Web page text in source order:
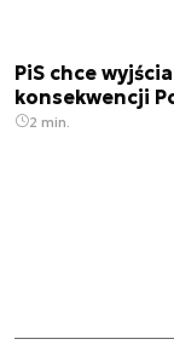
PiS chce
konsekwencji
2 min.